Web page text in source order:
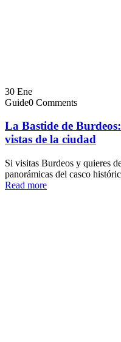
30 Ene
Guide0 Comments
La Bastide de
vistas de la ciudad
Si visitas Burdeos y quieres
panorámicas del casco
Read more